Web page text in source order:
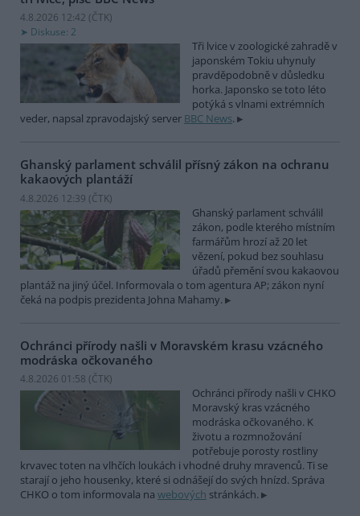
4.8.2026 12:42 (ČTK)
Diskuse: 2
Tři lvice v zoologické zahradě v
japonském Tokiu uhynuly
pravděpodobně v důsledku
horka. Japonsko se toto léto
potýká s vlnami extrémních
veder, napsal zpravodajský server BBC News.
Ghanský parlament schválil přísný zákon na ochranu
kakaových plantáží
4.8.2026 12:39 (ČTK)
Ghanský parlament schválil
zákon, podle kterého místním
farmářům hrozí až 20 let
vězení, pokud bez souhlasu
úřadů přemění svou kakaovou
plantáž na jiný účel. Informovala o tom agentura AP; zákon nyní
čeká na podpis prezidenta Johna Mahamy.
Ochránci přírody našli v Moravském krasu vzácného
modráska očkovaného
4.8.2026 01:58 (ČTK)
Ochránci přírody našli v CHKO
Moravský kras vzácného
modráska očkovaného. K
životu a rozmnožování
potřebuje porosty rostliny
krvavec toten na vlhčích loukách i vhodné druhy mravenců. Ti se
starají o jeho housenky, které si odnášejí do svých hnízd. Správa
CHKO o tom informovala na webových stránkách.